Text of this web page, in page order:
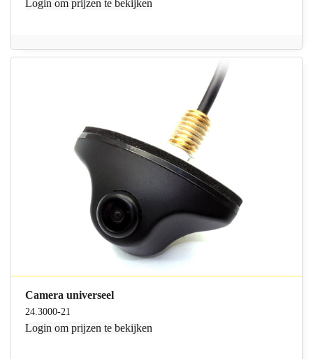
Login om prijzen te bekijken
Camera universeel
24.3000-21
Login om prijzen te bekijken